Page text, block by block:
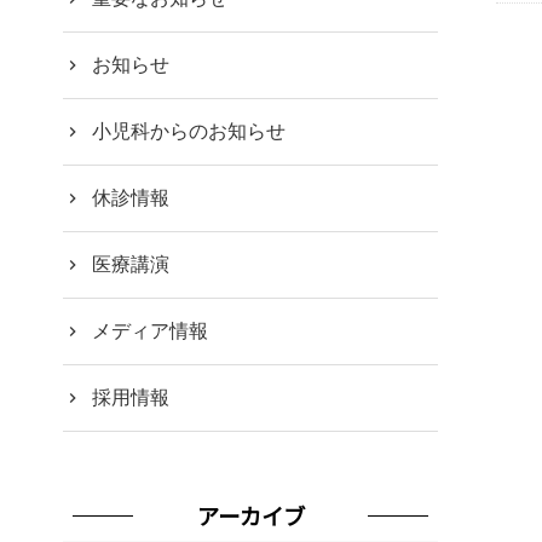
お知らせ
小児科からのお知らせ
休診情報
医療講演
メディア情報
採用情報
アーカイブ